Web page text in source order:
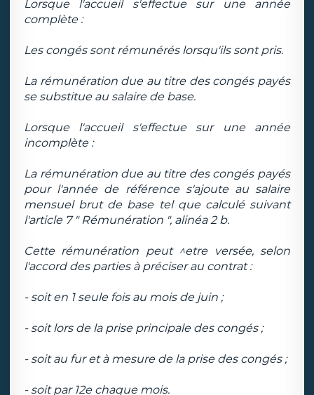
Lorsque l'accueil s'effectue sur une année
complète :
Les congés sont rémunérés lorsqu'ils sont pris.
La rémunération due au titre des congés payés
se substitue au salaire de base.
Lorsque l'accueil s'effectue sur une année
incomplète :
La rémunération due au titre des congés payés
pour l'année de référence s'ajoute au salaire
mensuel brut de base tel que calculé suivant
l'article 7 " Rémunération ", alinéa 2 b.
Cette rémunération peut ^etre versée, selon
l'accord des parties à préciser au contrat :
- soit en 1 seule fois au mois de juin ;
- soit lors de la prise principale des congés ;
- soit au fur et à mesure de la prise des congés ;
- soit par 12e chaque mois.